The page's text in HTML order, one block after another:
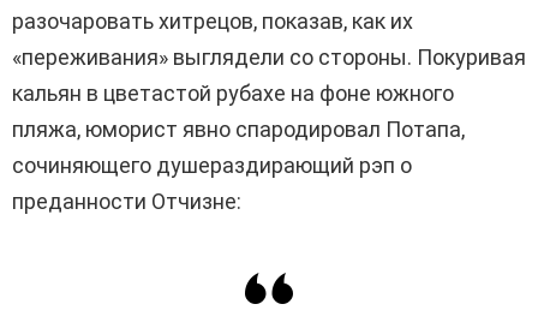
разочаровать хитрецов, показав, как их
«переживания» выглядели со стороны. Покуривая
кальян в цветастой рубахе на фоне южного
пляжа, юморист явно спародировал Потапа,
сочиняющего душераздирающий рэп о
преданности Отчизне: